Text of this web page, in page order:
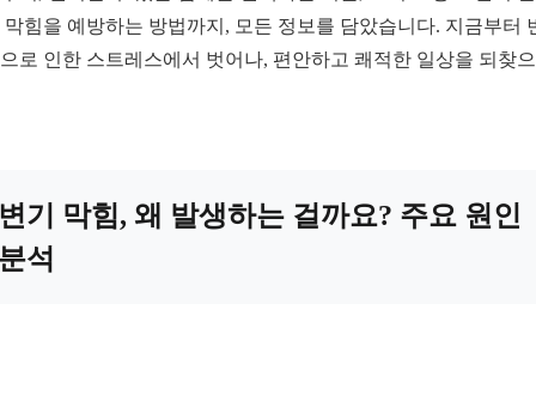
막힘을 예방하는 방법까지, 모든 정보를 담았습니다. 지금부터
로 인한 스트레스에서 벗어나, 편안하고 쾌적한 일상을 되찾
기 막힘, 왜 발생하는 걸까요? 주요 원인
석